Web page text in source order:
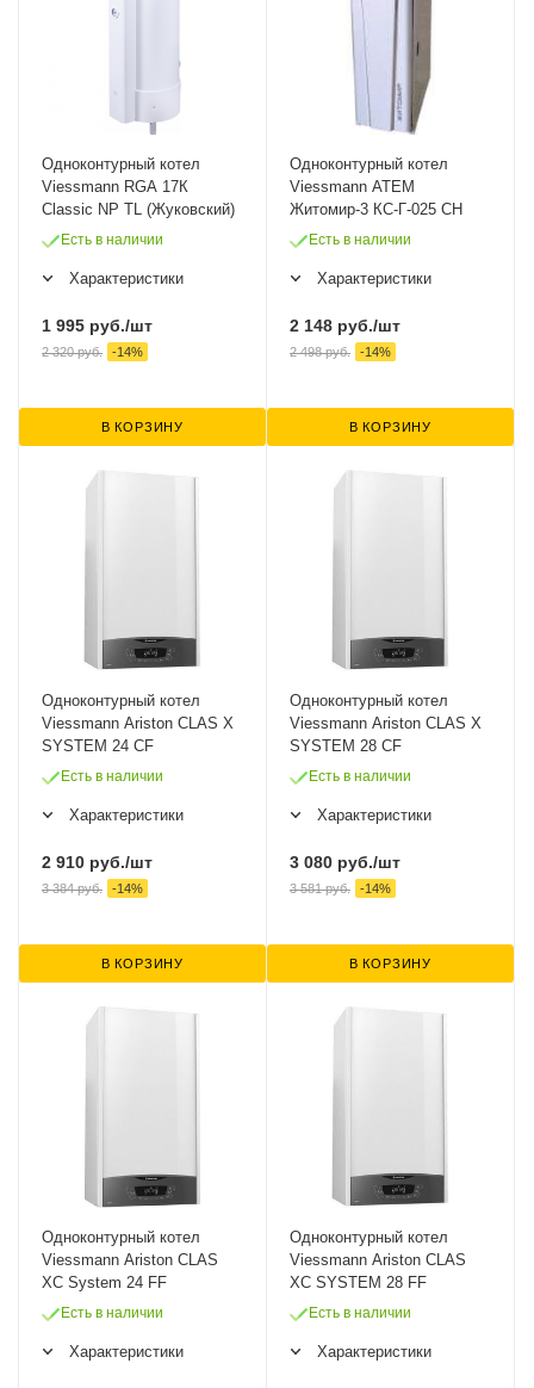
Одноконтурный котел
Viessmann RGA 17К
Classic NP TL (Жуковский)
Есть в наличии
Характеристики
1 995 руб./шт
2 320руб. -14%
В КОРЗИНУ
Одноконтурный котел
Viessmann ATEM
Житомир-3 КС-Г-025 СН
Есть в наличии
Характеристики
2 148 руб./шт
2 498руб. -14%
В КОРЗИНУ
Одноконтурный котел
Viessmann Ariston CLAS X
SYSTEM 24 СF
Есть в наличии
Характеристики
2 910 руб./шт
3 384руб. -14%
В КОРЗИНУ
Одноконтурный котел
Viessmann Ariston CLAS X
SYSTEM 28 СF
Есть в наличии
Характеристики
3 080 руб./шт
3 581руб. -14%
В КОРЗИНУ
Одноконтурный котел
Viessmann Ariston CLAS
XC System 24 FF
Есть в наличии
Характеристики
Одноконтурный котел
Viessmann Ariston CLAS
XC SYSTEM 28 FF
Есть в наличии
Характеристики